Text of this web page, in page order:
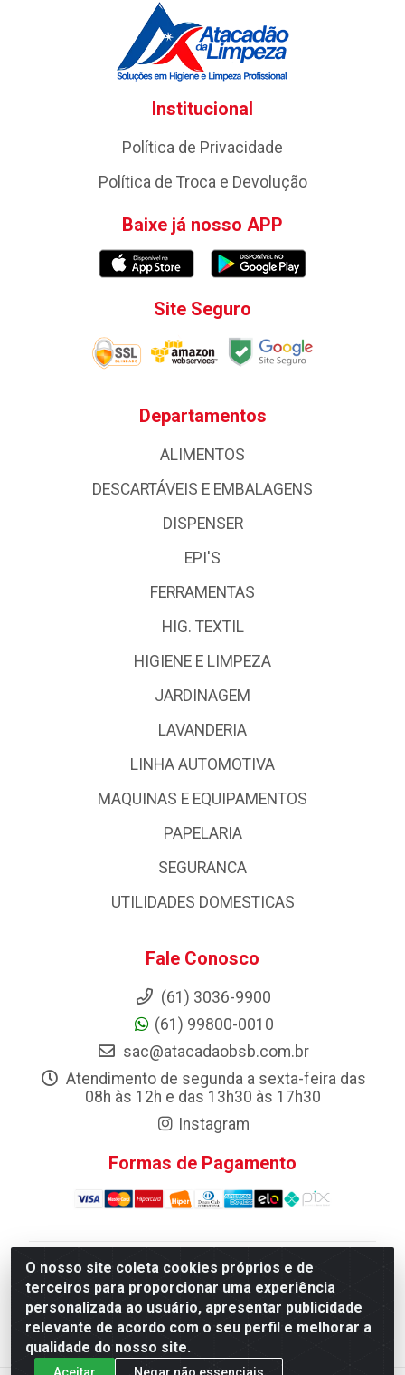
O nosso site coleta cookies próprios e de
terceiros para proporcionar uma experiência
personalizada ao usuário, apresentar publicidade
relevante de acordo com o seu perfil e melhorar a
qualidade do nosso site.
Aceitar Negar não essenciais
Institucional
Política de Privacidade
Política de Troca e Devolução
Baixe já nosso APP
Site Seguro
Departamentos
ALIMENTOS
DESCARTÁVEIS E EMBALAGENS
DISPENSER
EPI'S
FERRAMENTAS
HIG. TEXTIL
HIGIENE E LIMPEZA
JARDINAGEM
LAVANDERIA
LINHA AUTOMOTIVA
MAQUINAS E EQUIPAMENTOS
PAPELARIA
SEGURANCA
UTILIDADES DOMESTICAS
Fale Conosco
(61) 3036-9900
(61) 99800-0010
sac@atacadaobsb.com.br
Atendimento de segunda a sexta-feira das
08h às 12h e das 13h30 às 17h30
Instagram
Formas de Pagamento
Atacadao da Limpeza F. Pereira Queiroz Comercio e
Distribuicao LTDA - Quadra Qi 10 Lotes 39 e, 41 - Setor
Industrial (Taguatinga), Brasília/DF - CEP 72.135-100 -
CNPJ 13.184.675/0001-80